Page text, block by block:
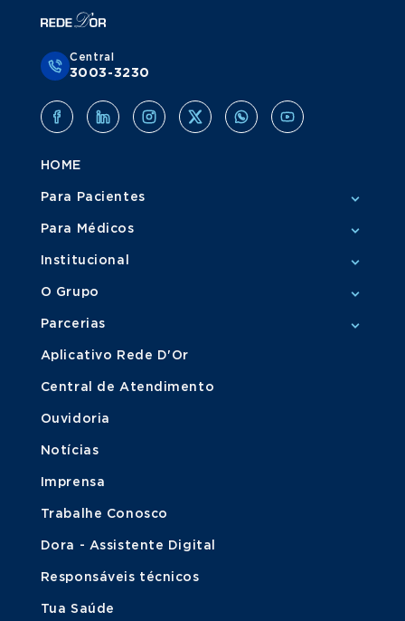
Central
3003-3230
HOME
Para Pacientes
Para Médicos
Institucional
O Grupo
Parcerias
Aplicativo Rede D'Or
Central de Atendimento
Ouvidoria
Notícias
Imprensa
Trabalhe Conosco
Dora - Assistente Digital
Responsáveis técnicos
Tua Saúde